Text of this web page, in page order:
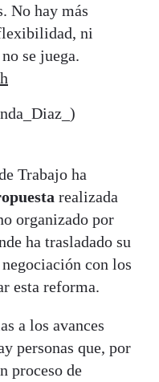
No hay más
ni
se juega.
Trabajo ha
realizada
organizado por
ha trasladado su
con los
esta reforma.
a los avances
personas que, por
proceso de